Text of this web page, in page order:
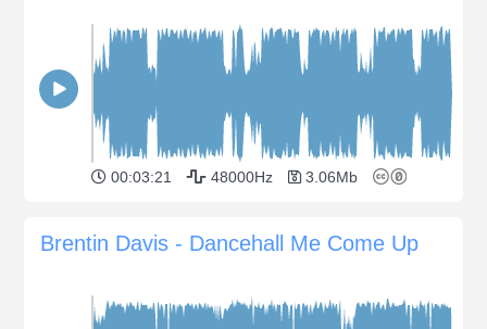
00:03:21 48000Hz 3.06Mb
Brentin Davis - Dancehall Me Come Up